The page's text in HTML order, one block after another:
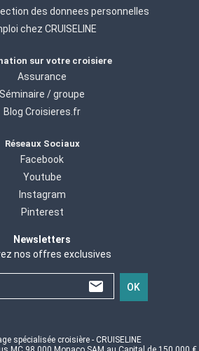
des donnees personnelles
chez CRUISELINE
sur votre croisiere
Assurance
Séminaire / groupe
Blog Croisieres.fr
Réseaux Sociaux
Facebook
Youtube
Instagram
Pinterest
Newsletters
nos offres exclusives
OK
spécialisée croisière - CRUISELINE